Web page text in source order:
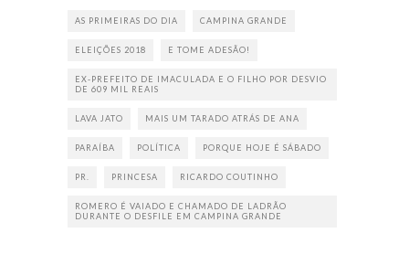
AS PRIMEIRAS DO DIA CAMPINA GRANDE
ELEIÇÕES 2018 E TOME ADESÃO!
EX-PREFEITO DE IMACULADA E O FILHO POR DESVIO
DE 609 MIL REAIS
LAVA JATO MAIS UM TARADO ATRÁS DE ANA
PARAÍBA POLÍTICA PORQUE HOJE É SÁBADO
PR. PRINCESA RICARDO COUTINHO
ROMERO É VAIADO E CHAMADO DE LADRÃO
DURANTE O DESFILE EM CAMPINA GRANDE